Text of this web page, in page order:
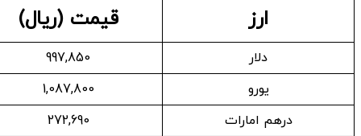
قیمت (ریال)
997,850
1,087,800
درهم امارات
272,690